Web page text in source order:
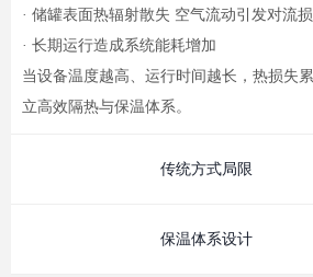
· 储罐表面热辐射散失 空气流动引发对流
· 长期运行造成系统能耗增加
当设备温度越高、运行时间越长，热损失
立高效隔热与保温体系。
传统方式局限
保温体系设计